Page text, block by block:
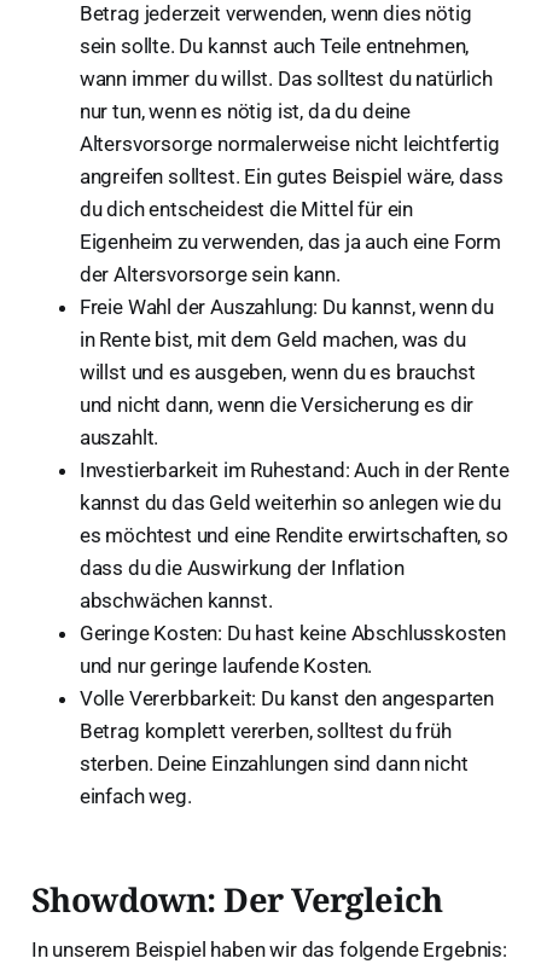
Betrag jederzeit verwenden, wenn dies nötig
sein sollte. Du kannst auch Teile entnehmen,
wann immer du willst. Das solltest du natürlich
nur tun, wenn es nötig ist, da du deine
Altersvorsorge normalerweise nicht leichtfertig
angreifen solltest. Ein gutes Beispiel wäre, dass
du dich entscheidest die Mittel für ein
Eigenheim zu verwenden, das ja auch eine Form
der Altersvorsorge sein kann.
Freie Wahl der Auszahlung: Du kannst, wenn du
in Rente bist, mit dem Geld machen, was du
willst und es ausgeben, wenn du es brauchst
und nicht dann, wenn die Versicherung es dir
auszahlt.
Investierbarkeit im Ruhestand: Auch in der Rente
kannst du das Geld weiterhin so anlegen wie du
es möchtest und eine Rendite erwirtschaften, so
dass du die Auswirkung der Inflation
abschwächen kannst.
Geringe Kosten: Du hast keine Abschlusskosten
und nur geringe laufende Kosten.
Volle Vererbbarkeit: Du kanst den angesparten
Betrag komplett vererben, solltest du früh
sterben. Deine Einzahlungen sind dann nicht
einfach weg.
Showdown: Der Vergleich
In unserem Beispiel haben wir das folgende Ergebnis: